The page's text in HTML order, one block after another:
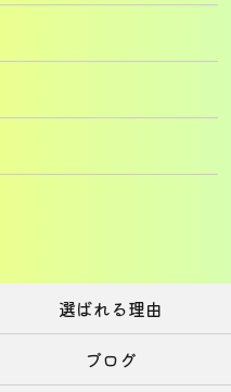
選ばれる理由
ブログ